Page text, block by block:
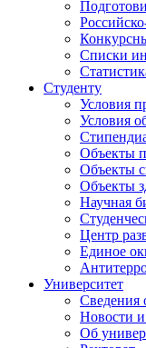
Списки
Студенту
Условия
Условия
Объекты
Объекты
Объекты
Научная
Центр
Единое
Университет
Сведения
Новости
Об